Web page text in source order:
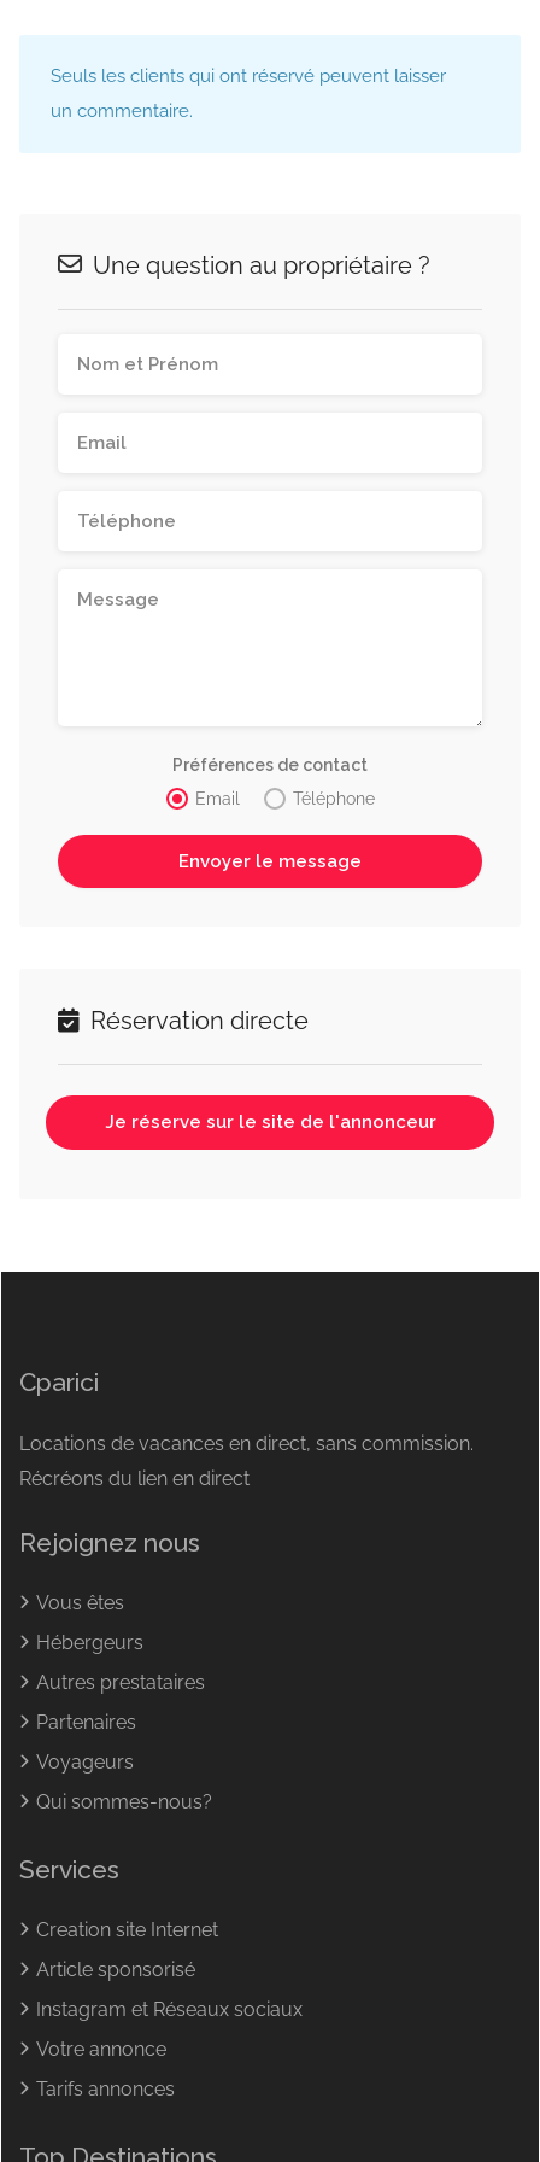
Seuls les clients qui ont réservé peuvent laisser
un commentaire.
Une question au propriétaire ?
Préférences de contact
Email
Téléphone
Réservation directe
Je réserve sur le site de l'annonceur
Cparici
Locations de vacances en direct, sans commission.
Récréons du lien en direct
Rejoignez nous
Vous êtes
Hébergeurs
Autres prestataires
Partenaires
Voyageurs
Qui sommes-nous?
Services
Creation site Internet
Article sponsorisé
Instagram et Réseaux sociaux
Votre annonce
Tarifs annonces